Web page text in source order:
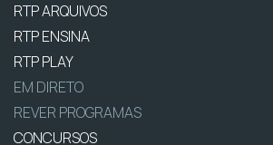
RTP ARQUIVOS
RTP ENSINA
RTP PLAY
EM DIRETO
REVER PROGRAMAS
CONCURSOS